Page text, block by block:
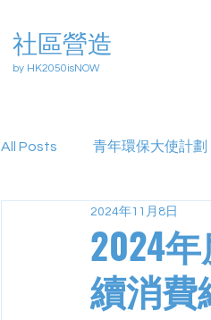
社區營造
by HK2050isNOW
All Posts 青年環保大使計劃
2024
續消費
2024年11月8日